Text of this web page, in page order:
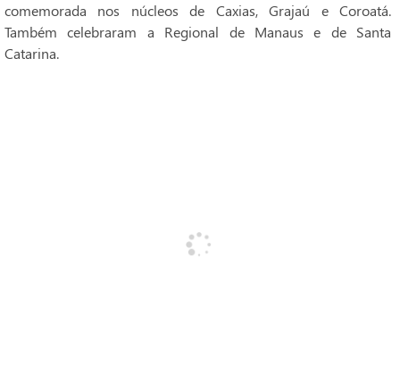
comemorada nos núcleos de Caxias, Grajaú e Coroatá.
Também celebraram a Regional de Manaus e de Santa
Catarina.